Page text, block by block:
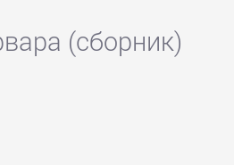
(сборник)